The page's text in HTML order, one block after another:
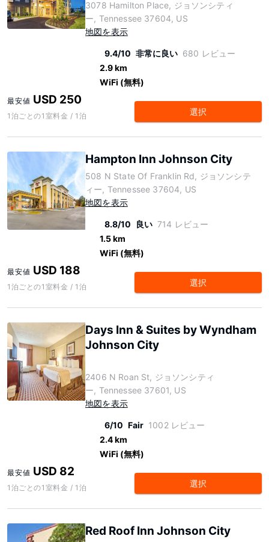
3078 Hamilton Place, ジョソンシティ
ー, Tennessee 37604, US
地図を表示
9.4/10 非常に良い 680 レビュー
2.9 km
WiFi (無料)
最安値 USD 250
1泊ごとの1室料金 / 1泊 選択
Hampton Inn Johnson City
508 N State Of Franklin Rd, ジョソンシテ
ィー, Tennessee 37604, US
地図を表示
8.8/10 良い 714 レビュー
1.5 km
WiFi (無料)
最安値 USD 188
1泊ごとの1室料金 / 1泊 選択
Days Inn & Suites by Wyndham
Johnson City
2406 N Roan St, ジョソンシティ
ー, Tennessee 37601, US
地図を表示
6/10 Fair 1002 レビュー
2.4 km
WiFi (無料)
最安値 USD 82
1泊ごとの1室料金 / 1泊 選択
Red Roof Inn Johnson City